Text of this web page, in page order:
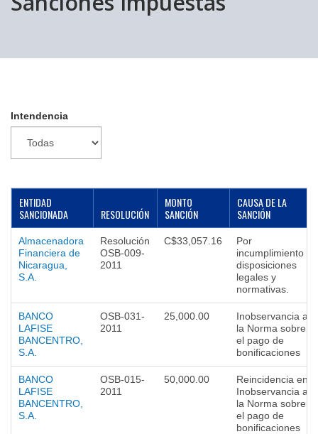
Intendencia
ENTIDAD
SANCIONADA
RESOLUCIÓN
MONTO
SANCIÓN
CAUSA DE LA
SANCIÓN
Almacenadora
Financiera de
Nicaragua,
S.A.
Resolución
OSB-009-
2011
C$33,057.16
Por
incumplimiento a
disposiciones
legales y
normativas.
BANCO
LAFISE
BANCENTRO,
S.A.
OSB-031-
2011
25,000.00
Inobservancia a
la Norma sobre
el pago de
bonificaciones
BANCO
LAFISE
BANCENTRO,
S.A.
OSB-015-
2011
50,000.00
Reincidencia en
Inobservancia a
la Norma sobre
el pago de
bonificaciones